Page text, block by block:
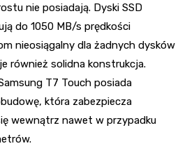
nie posiadają. Dyski SSD
do 1050 MB/s prędkości
nieosiągalny dla żadnych dysków
również solidna konstrukcja.
T7 Touch posiada
która zabezpiecza
wewnątrz nawet w przypadku